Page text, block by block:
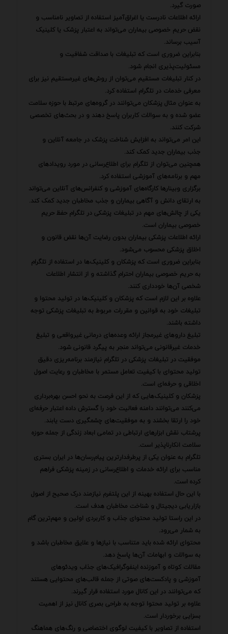
صورت گیرد.
ارائه اطلاعات نادرست یا اغراق‌آمیز استفاده از تصاویر نامناسب و
نقض حریم خصوصی بیماران می‌تواند به اعتبار پزشک یا کلینیک
آسیب برساند.
بنابراین ضروری است که تبلیغات با صداقت شفافیت و
مسئولیت‌پذیری انجام شود.
در کنار تبلیغات مستقیم می‌توان از روش‌های غیرمستقیم نیز برای
معرفی خدمات در تلگرام استفاده کرد.
به عنوان مثال پزشکان می‌توانند در گروه‌های مرتبط با حوزه سلامت
عضو شده و به سوالات کاربران پاسخ دهند و در بحث‌های تخصصی
شرکت کنند.
این امر می‌تواند به افزایش شناخت پزشک در جامعه آنلاین و
جذب بیماران جدید کمک کند.
همچنین می‌توان از تلگرام برای اطلاع‌رسانی در مورد رویدادهای
مهم و برنامه‌های آموزشی استفاده کرد.
برگزاری وبینارها کارگاه‌های آموزشی و کنفرانس‌های آنلاین می‌تواند
به ارتقای دانش و آگاهی بیماران و جذب مخاطبان جدید کمک کند.
یکی از چالش‌های مهم در تبلیغات پزشکی در تلگرام حفظ حریم
خصوصی بیماران است.
ارائه اطلاعات پزشکی بیماران بدون رضایت آن‌ها نقض قانون و
اخلاق پزشکی محسوب می‌شود.
بنابراین ضروری است که پزشکان و کلینیک‌ها در استفاده از تلگرام
به حریم خصوصی بیماران احترام گذاشته و از انتشار اطلاعات
شخصی آن‌ها خودداری کنند.
علاوه بر این لازم است که پزشکان و کلینیک‌ها در تولید محتوا و
تبلیغات خود به قوانین و مقررات مربوط به تبلیغات پزشکی توجه
داشته باشند.
تبلیغ داروهای غیرمجاز ارائه وعده‌های درمانی غیرواقعی و تبلیغ
خدمات غیرقانونی می‌تواند منجر به پیگرد قانونی شود.
موفقیت در تبلیغات پزشکی در تلگرام نیازمند برنامه‌ریزی دقیق
تولید محتوای با کیفیت تعامل مستمر با مخاطبان و رعایت اصول
اخلاقی و حرفه‌ای است.
پزشکان و کلینیک‌هایی که از این فرصت به نحو احسن بهره‌برداری
می‌کنند می‌توانند دامنه فعالیت خود را گسترش داده اعتبار حرفه‌ای
خود را ارتقا بخشند و به موفقیت‌های چشمگیری دست یابند.
پرشتاب نقش ابزارهای ارتباطی در تمامی ابعاد زندگی از جمله حوزه
سلامت انکارناپذیر است.
تلگرام به عنوان یکی از پرطرفدارترین پیام‌رسان‌ها در ایران بستری
مناسب برای ارائه خدمات و اطلاع‌رسانی در زمینه پزشکی فراهم
کرده است.
با این حال استفاده بهینه از این پلتفرم نیازمند درک صحیح از اصول
بازاریابی دیجیتال و شناخت مخاطبان هدف است.
در این راستا تولید محتوای جذاب و کاربردی اولین و مهم‌ترین گام
به شمار می‌رود.
محتوای ارائه شده باید متناسب با نیازها و علایق مخاطبان باشد و
به سوالات و ابهامات آن‌ها پاسخ دهد.
مقالات کوتاه و آموزنده اینفوگرافیک‌های جذاب ویدئوهای
آموزشی و پادکست‌های صوتی از جمله قالب‌های محتوایی هستند
که می‌توانند در این کانال مورد استفاده قرار گیرند.
علاوه بر تولید محتوا توجه به طراحی بصری کانال نیز از اهمیت
بسزایی برخوردار است.
استفاده از تصاویر با کیفیت لوگوی اختصاصی و رنگ‌های هماهنگ